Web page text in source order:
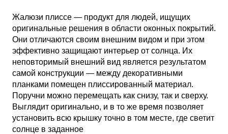
Жалюзи плиссе — продукт для людей, ищущих
оригинальные решения в области оконных покрытий.
Они отличаются своим внешним видом и при этом
эффективно защищают интерьер от солнца. Их
неповторимый внешний вид является результатом
самой конструкции — между декоративными
планками помещен плиссированный материал.
Поручни можно перемещать как снизу, так и сверху.
Выглядит оригинально, и в то же время позволяет
установить всю крышку точно в том месте, где светит
солнце в заданное